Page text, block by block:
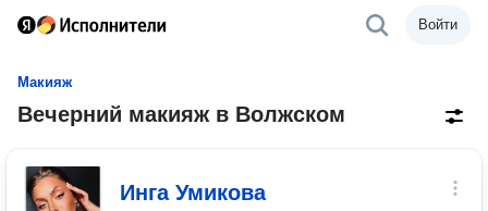
Войти
Макияж
Вечерний макияж в Волжском
Инга Умикова